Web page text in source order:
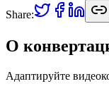
Share:
О
Адаптируйте